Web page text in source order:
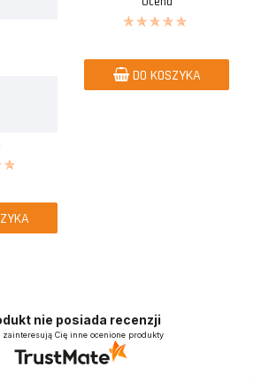
DO KOSZYKA
nie posiada recenzji
zainteresują Cię inne ocenione produkty